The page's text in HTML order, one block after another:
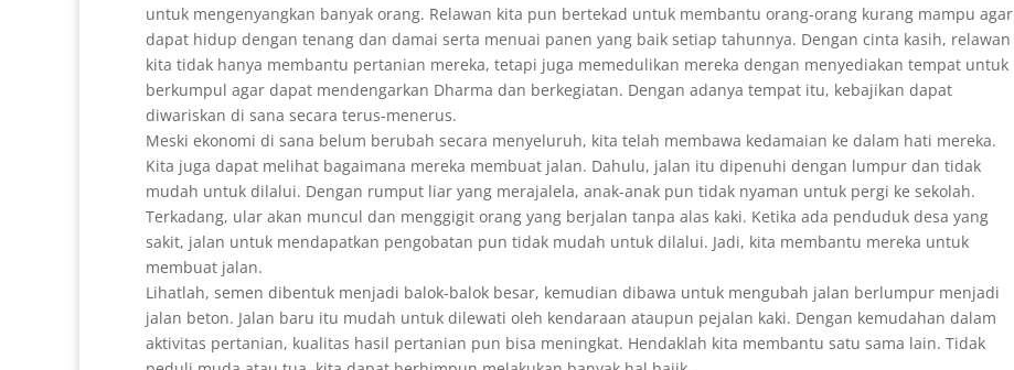
untuk mengenyangkan banyak orang. Relawan kita pun bertekad untuk membantu orang-orang kurang mampu agar
dapat hidup dengan tenang dan damai serta menuai panen yang baik setiap tahunnya. Dengan cinta kasih, relawan
kita tidak hanya membantu pertanian mereka, tetapi juga memedulikan mereka dengan menyediakan tempat untuk
berkumpul agar dapat mendengarkan Dharma dan berkegiatan. Dengan adanya tempat itu, kebajikan dapat
diwariskan di sana secara terus-menerus.
Meski ekonomi di sana belum berubah secara menyeluruh, kita telah membawa kedamaian ke dalam hati mereka.
Kita juga dapat melihat bagaimana mereka membuat jalan. Dahulu, jalan itu dipenuhi dengan lumpur dan tidak
mudah untuk dilalui. Dengan rumput liar yang merajalela, anak-anak pun tidak nyaman untuk pergi ke sekolah.
Terkadang, ular akan muncul dan menggigit orang yang berjalan tanpa alas kaki. Ketika ada penduduk desa yang
sakit, jalan untuk mendapatkan pengobatan pun tidak mudah untuk dilalui. Jadi, kita membantu mereka untuk
membuat jalan.
Lihatlah, semen dibentuk menjadi balok-balok besar, kemudian dibawa untuk mengubah jalan berlumpur menjadi
jalan beton. Jalan baru itu mudah untuk dilewati oleh kendaraan ataupun pejalan kaki. Dengan kemudahan dalam
aktivitas pertanian, kualitas hasil pertanian pun bisa meningkat. Hendaklah kita membantu satu sama lain. Tidak